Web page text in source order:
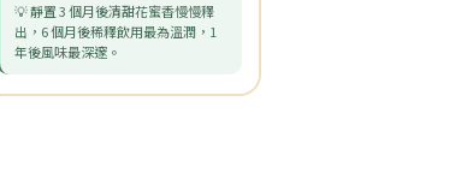
💡 靜置 3 個月後清甜花蜜香慢慢釋
出，6 個月後稀釋飲用最為溫潤，1
年後風味最深邃。